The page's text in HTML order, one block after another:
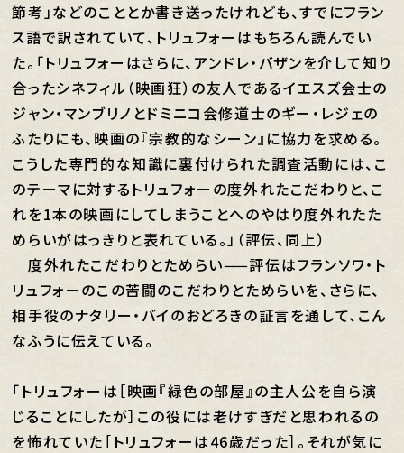
節考」などのこととか書き送ったけれども、すでにフラン
ス語で訳されていて、トリュフォーはもちろん読んでい
た。「トリュフォーはさらに、アンドレ・バザンを介して知り
合ったシネフィル（映画狂）の友人であるイエスズ会士の
ジャン・マンブリノとドミニコ会修道士のギー・レジェの
ふたりにも、映画の『宗教的なシーン』に協力を求める。
こうした専門的な知識に裏付けられた調査活動には、こ
のテーマに対するトリュフォーの度外れたこだわりと、こ
れを1本の映画にしてしまうことへのやはり度外れたた
めらいがはっきりと表れている。」（評伝、同上）
度外れたこだわりとためらい——評伝はフランソワ・ト
リュフォーのこの苦闘のこだわりとためらいを、さらに、
相手役のナタリー・バイのおどろきの証言を通して、こん
なふうに伝えている。
「トリュフォーは［映画『緑色の部屋』の主人公を自ら演
じることにしたが］この役には老けすぎだと思われるの
を怖れていた［トリュフォーは46歳だった］。それが気に